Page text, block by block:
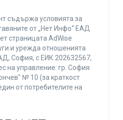
съдържа условията за
от „Нет Инфо“ ЕАД
страницата AdWise
и урежда отношенията
София, с ЕИК 202632567,
на управление: гр. София
№ 10 (за краткост
от потребителите на